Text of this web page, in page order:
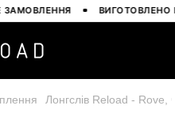
ВИГОТОВЛЕНО В
Лонгслів Reload - Rove,